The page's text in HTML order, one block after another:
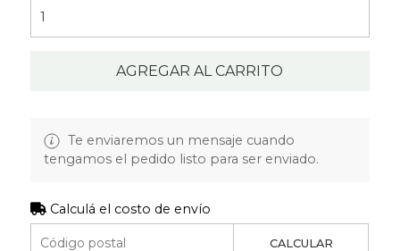
AGREGAR AL CARRITO
Te enviaremos un mensaje cuando
tengamos el pedido listo para ser enviado.
Calculá el costo de envío
CALCULAR